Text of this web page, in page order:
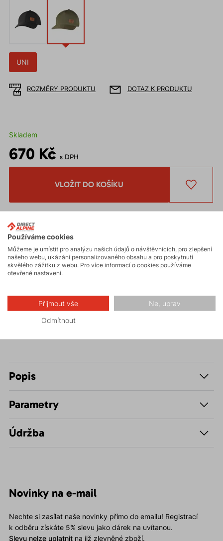
UNI
ROZMĚRY PRODUKTU DOTAZ K PRODUKTU
Skladem
670 Kč s DPH
VLOŽIT DO KOŠÍKU
nákup.
Chceteslevu 10 %* na první nákup?
shop.
Slevu nelze uplatnitna již zlevněné zboží.
* Sleva je podmíněna schválením odběru novinek při registraci.
Stylová pohodlná kšiltovka CAP MANušitá v rámci
úspor ze zbytků materiálů.
Popis
Parametry
Údržba
Novinky na e-mail
Nechte si zasílat naše novinky přímo do emailu! Registrací
k odběru získáte 5% slevu jako dárek na uvítanou.
Slevu nelze uplatnitna již zlevněné zboží.
Používáme cookies
Můžeme je umístit pro analýzu našich údajů o návštěvnících, pro zlepšení
našeho webu, ukázání personalizovaného obsahu a pro poskytnutí
skvělého zážitku z webu. Pro více informací o cookies používáme
otevřené nastavení.
Přijmout vše Ne, uprav
Odmítnout